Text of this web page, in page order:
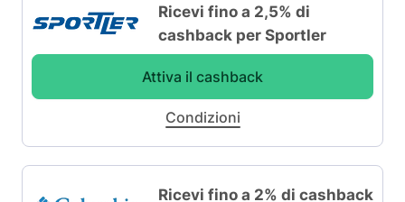
Ricevi fino a 2,5% di
cashback per Sportler
Attiva il cashback
Condizioni
Ricevi fino a 2% di cashback